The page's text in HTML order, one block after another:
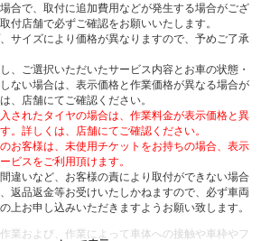
合で、取付に追加費用などが発生する場合がござ
付店舗で必ずご確認をお願いいたします。
サイズにより価格が異なりますので、予めご了承
、ご選択いただいたサービス内容とお車の状態・
ない場合は、表示価格と作業価格が異なる場合が
、店舗にてご確認ください。
されたタイヤの場合は、作業料金が表示価格と異
。詳しくは、店舗にてご確認ください。
お客様は、未使用チケットをお持ちの場合、表示
ビスをご利用頂けます。
違いなど、お客様の責により取付ができない場合
返品返金等お受けいたしかねますので、必ず車両
上お申し込みいただきますようお願い致します。
業および、作業によって車体への接触や車枠やフ